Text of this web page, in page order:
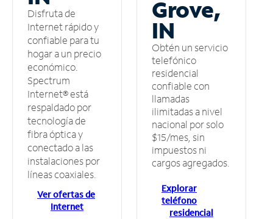
Disfruta de
Internet rápido y
confiable para tu
hogar a un precio
económico.
Spectrum
Internet® está
respaldado por
tecnología de
fibra óptica y
conectado a las
instalaciones por
líneas coaxiales.
Ver ofertas de
Internet
Grove,
IN
Obtén un servicio
telefónico
residencial
confiable con
llamadas
ilimitadas a nivel
nacional por solo
$15/mes, sin
impuestos ni
cargos agregados.
Explorar
teléfono
residencial